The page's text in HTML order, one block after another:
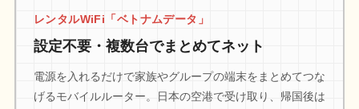
レンタルWiFi「ベトナムデータ」
設定不要・複数台でまとめてネット
電源を入れるだけで家族やグループの端末をまとめてつな
げるモバイルルーター。日本の空港で受け取り、帰国後は